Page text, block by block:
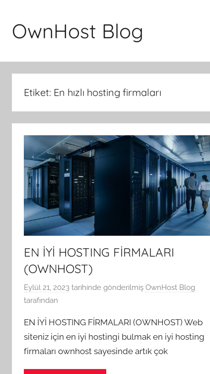
OwnHost Blog
Etiket: En hızlı hosting firmaları
EN İYİ HOSTING FİRMALARI
(OWNHOST)
Eylül 21, 2023 tarihinde gönderilmiş OwnHost Blog
tarafından
EN İYİ HOSTING FİRMALARI (OWNHOST) Web
siteniz için en iyi hostingi bulmak en iyi hosting
firmaları ownhost sayesinde artık çok